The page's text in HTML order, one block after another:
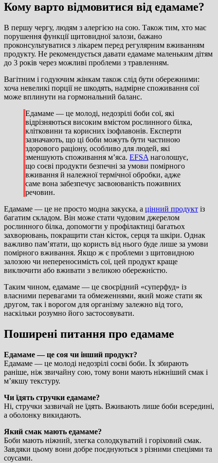
Кому варто відмовитися від едамаме?
В першу чергу, людям з алергією на сою. Також тим, хто має
порушення функції щитовидної залози, бажано
проконсультуватися з лікарем перед регулярним вживанням
продукту. Не рекомендується давати едамаме маленьким дітям
до 3 років через можливі проблеми з травленням.
Вагітним і годуючим жінкам також слід бути обережними:
хоча невеликі порції не шкодять, надмірне споживання сої
може вплинути на гормональний баланс.
Едамаме — це молоді, недозрілі боби сої, які
відрізняються високим вмістом рослинного білка,
клітковини та корисних ізофлавонів. Експерти
зазначають, що ці боби можуть бути частиною
здорового раціону, особливо для людей, які
зменшують споживання м’яса. EFSA наголошує,
що соєві продукти безпечні за умови помірного
вживання й належної термічної обробки, адже
саме вона забезпечує засвоюваність поживних
речовин.
Едамаме — це не просто модна закуска, а цінний продукт із
багатим складом. Він може стати чудовим джерелом
рослинного білка, допомогти у профілактиці багатьох
захворювань, покращити стан кісток, серця та шкіри. Однак
важливо пам’ятати, що користь від нього буде лише за умови
помірного вживання. Якщо ж є проблеми з щитовидною
залозою чи непереносимість сої, цей продукт краще
виключити або вживати з великою обережністю.
Таким чином, едамаме — це своєрідний «суперфуд» із
власними перевагами та обмеженнями, який може стати як
другом, так і ворогом для організму залежно від того,
наскільки розумно його застосовувати.
Поширені питання про едамаме
Едамаме — це соя чи інший продукт?
Едамаме — це молоді недозрілі соєві боби. Їх збирають
раніше, ніж звичайну сою, тому вони мають ніжніший смак і
м’якшу текстуру.
Чи їдять стручки едамаме?
Ні, стручки зазвичай не їдять. Вживають лише боби всередині,
а оболонку викидають.
Який смак мають едамаме?
Боби мають ніжний, злегка солодкуватий і горіховий смак.
Завдяки цьому вони добре поєднуються з різними спеціями та
соусами.